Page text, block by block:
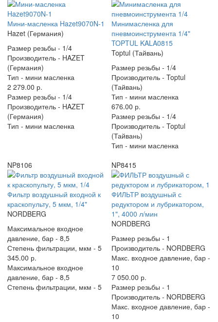
Мини-масленка Hazet9070N-1
Hazet (Германия)
Размер резьбы - 1/4
Производитель - HAZET
(Германия)
Тип - мини масленка
2 279.00 р.
Размер резьбы - 1/4
Производитель - HAZET
(Германия)
Тип - мини масленка
Минимасленка для
пневмоинструмента 1/4"
TOPTUL KALA0815
Toptul (Тайвань)
Размер резьбы - 1/4
Производитель - Toptul
(Тайвань)
Тип - мини масленка
676.00 р.
Размер резьбы - 1/4
Производитель - Toptul
(Тайвань)
Тип - мини масленка
NP8106
Фильтр воздушный входной к
краскопульту, 5 мкм, 1/4"
NORDBERG
Максимальное входное
давление, бар - 8,5
Степень фильтрации, мкм - 5
345.00 р.
Максимальное входное
давление, бар - 8,5
Степень фильтрации, мкм - 5
NP8415
ФИЛЬТР воздушный с
редуктором и лубрикатором,
1", 4000 л/мин
NORDBERG
Размер резьбы - 1
Производитель - NORDBERG
Макс. входное давление, бар -
10
7 050.00 р.
Размер резьбы - 1
Производитель - NORDBERG
Макс. входное давление, бар -
10